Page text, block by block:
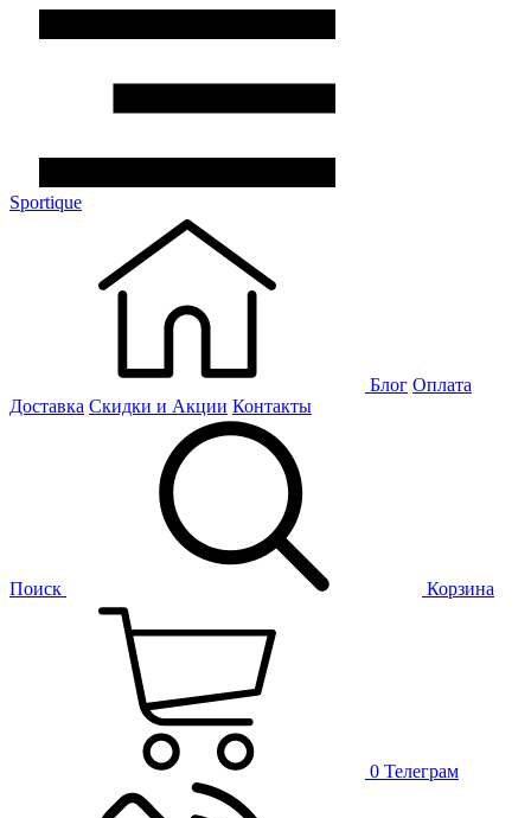
Sportique
Блог Оплата
Доставка Скидки и Акции Контакты
Поиск Корзина
0 Телеграм